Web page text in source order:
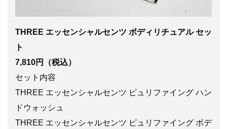
THREE エッセンシャルセンツ ボディリチュアル セッ
ト
7,810円（税込）
セット内容
THREE エッセンシャルセンツ ピュリファイング ハン
ドウォッシュ
THREE エッセンシャルセンツ ピュリファイング ボデ